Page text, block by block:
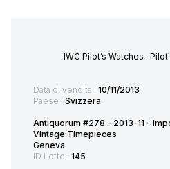
IWC Pilot’s Watches :
Data di vendita : 10/11/2013
Paese : Svizzera
Antiquorum #278 - 2013-11 -
Vintage Timepieces
Geneva
ID Lotto : 145